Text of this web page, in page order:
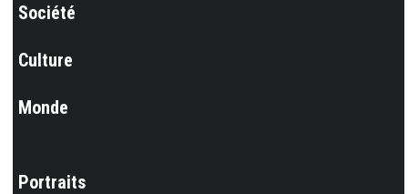
Société
Culture
Monde
Portraits